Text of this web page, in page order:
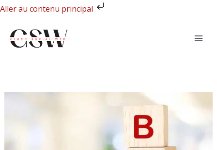
Aller au contenu principal
Aller
contenu